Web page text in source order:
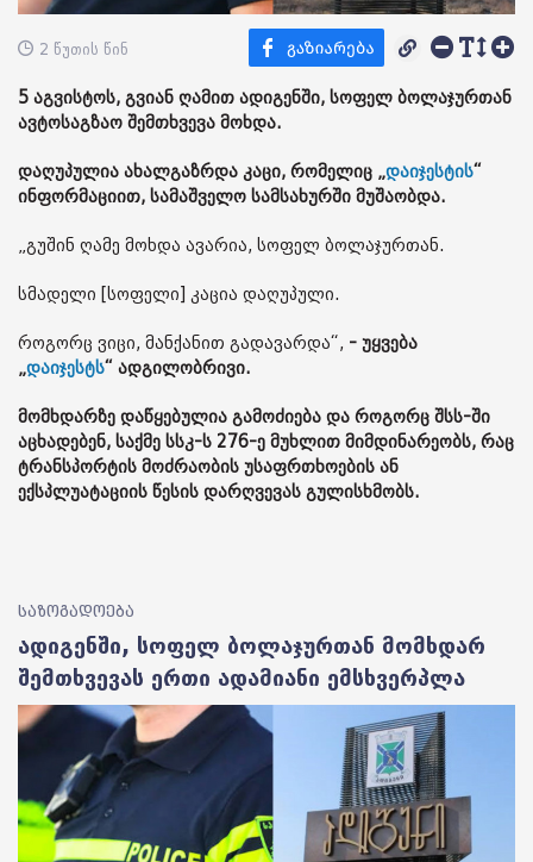
2 წუთის წინ
5 აგვისტოს, გვიან ღამით ადიგენში, სოფელ ბოლაჯურთან
ავტოსაგზაო შემთხვევა მოხდა.
დაღუპულია ახალგაზრდა კაცი, რომელიც „დაიჯესტის“
ინფორმაციით, სამაშველო სამსახურში მუშაობდა.
„გუშინ ღამე მოხდა ავარია, სოფელ ბოლაჯურთან.
სმადელი [სოფელი] კაცია დაღუპული.
როგორც ვიცი, მანქანით გადავარდა“, - უყვება
„დაიჯესტს“ ადგილობრივი.
მომხდარზე დაწყებულია გამოძიება და როგორც შსს-ში
აცხადებენ, საქმე სსკ-ს 276-ე მუხლით მიმდინარეობს, რაც
ტრანსპორტის მოძრაობის უსაფრთხოების ან
ექსპლუატაციის წესის დარღვევას გულისხმობს.
საზოგადოება
ადიგენში, სოფელ ბოლაჯურთან მომხდარ
შემთხვევას ერთი ადამიანი ემსხვერპლა